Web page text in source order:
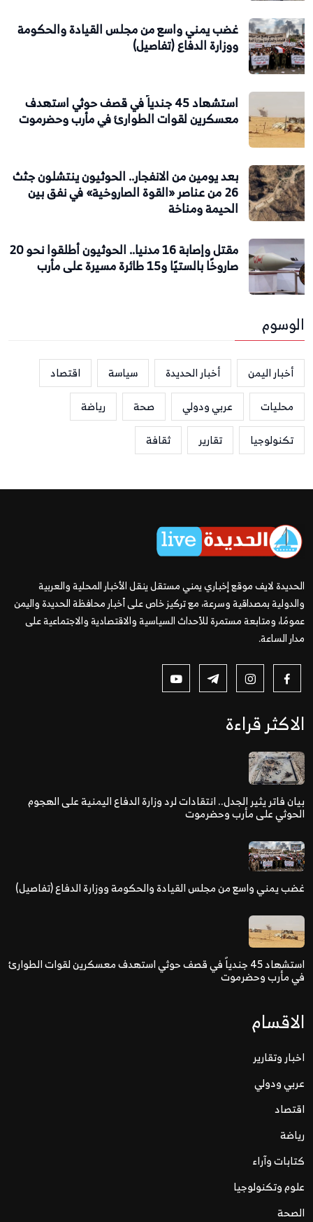
غضب يمني واسع من مجلس القيادة والحكومة
ووزارة الدفاع (تفاصيل)
استشهاد 45 جندياً في قصف حوثي استهدف
معسكرين لقوات الطوارئ في مأرب وحضرموت
بعد يومين من الانفجار.. الحوثيون ينتشلون جثث
26 من عناصر «القوة الصاروخية» في نفق بين
الحيمة ومناخة
مقتل وإصابة 16 مدنيا.. الحوثيون أطلقوا نحو 20
صاروخًا بالستيًا و15 طائرة مسيرة على مأرب
الوسوم
أخبار اليمن أخبار الحديدة سياسة
اقتصاد
محليات
عربي ودولي صحة
رياضة
تكنولوجيا
تقارير ثقافة
الحديدة لايف موقع إخباري يمني مستقل ينقل الأخبار المحلية والعربية
والدولية بمصداقية وسرعة، مع تركيز خاص على أخبار محافظة الحديدة واليمن
عمومًا، ومتابعة مستمرة للأحداث السياسية والاقتصادية والاجتماعية على
مدار الساعة.
الاكثر قراءة
بيان فاتر يثير الجدل.. انتقادات لرد وزارة الدفاع اليمنية على الهجوم
الحوثي على مأرب وحضرموت
غضب يمني واسع من مجلس القيادة والحكومة ووزارة الدفاع (تفاصيل)
استشهاد 45 جندياً في قصف حوثي استهدف معسكرين لقوات الطوارئ
في مأرب وحضرموت
الاقسام
اخبار وتقارير
عربي ودولي
اقتصاد
رياضة
كتابات وآراء
علوم وتكنولوجيا
الصحة